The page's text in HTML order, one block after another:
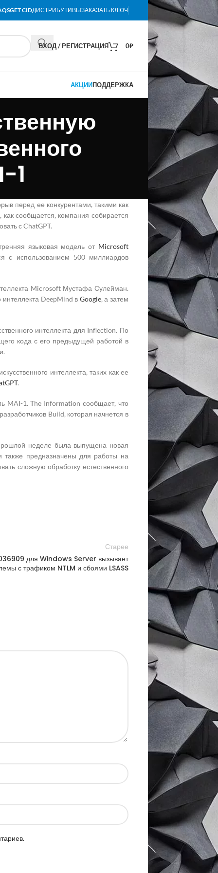
GET CIDДИСТРИБУТИВЫЗАКАЗАТЬ КЛЮЧ
ВХОД / РЕГИСТРАЦИЯ 0₽
АКЦИИПОДДЕРЖКА
1
перед ее конкурентами, такими как
как сообщается, компания собирается
с ChatGPT.
языковая модель от Microsoft
с использованием 500 миллиардов
Microsoft Мустафа Сулейман.
интеллекта DeepMind в Google, а затем
интеллекта для Inflection. По
кода с его предыдущей работой в
интеллекта, таких как ее
.
MAI-1. The Information сообщает, что
Build, которая начнется в
неделе была выпущена новая
предназначены для работы на
сложную обработку естественного
Старее
для Windows Server вызывает
с трафиком NTLM и сбоями LSASS